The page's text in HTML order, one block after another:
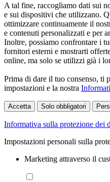
A tal fine, raccogliamo dati sui
e sui dispositivi che utilizzano.
ottimizzare continuamente il
e contenuti personalizzati e per
Inoltre, possiamo confrontare i
fornitori esterni e mostrarti
online, ma solo se utilizzi già i
Prima di dare il tuo consenso, ti
impostazioni e la nostra
Accetta Solo obbligatori
Informativa sulla protezione dei
Impostazioni personali sulla
Marketing attraverso il